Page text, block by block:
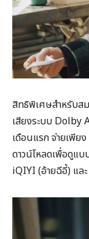
สิทธิพิเศษสำหรับส
เสียงระบบ Dolby
เดือนแรก จ่ายเพีย
ดาวน์โหลดเพื่อดูแ
iQIYI (อ้ายฉีอี้) แล